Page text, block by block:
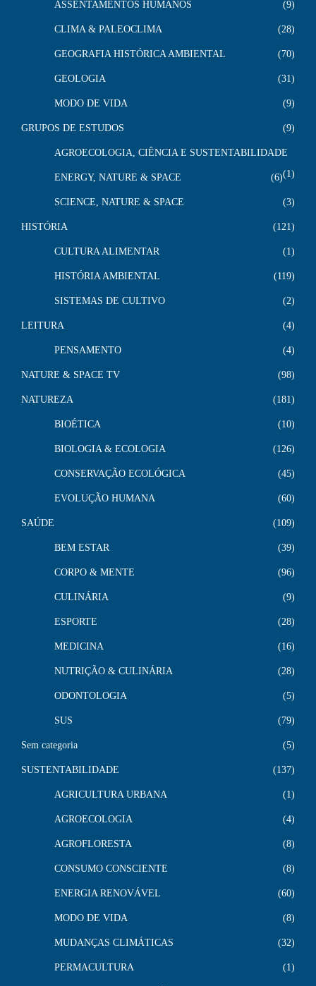
ASSENTAMENTOS HUMANOS 9
CLIMA & PALEOCLIMA 28
GEOGRAFIA HISTÓRICA AMBIENTAL 70
GEOLOGIA 31
MODO DE VIDA 9
GRUPOS DE ESTUDOS 9
AGROECOLOGIA, CIÊNCIA E SUSTENTABILIDADE
1
ENERGY, NATURE & SPACE 6
SCIENCE, NATURE & SPACE 3
HISTÓRIA 121
CULTURA ALIMENTAR 1
HISTÓRIA AMBIENTAL 119
SISTEMAS DE CULTIVO 2
LEITURA 4
PENSAMENTO 4
NATURE & SPACE TV 98
NATUREZA 181
BIOÉTICA 10
BIOLOGIA & ECOLOGIA 126
CONSERVAÇÃO ECOLÓGICA 45
EVOLUÇÃO HUMANA 60
SAÚDE 109
BEM ESTAR 39
CORPO & MENTE 96
CULINÁRIA 9
ESPORTE 28
MEDICINA 16
NUTRIÇÃO & CULINÁRIA 28
ODONTOLOGIA 5
SUS 79
Sem categoria 5
SUSTENTABILIDADE 137
AGRICULTURA URBANA 1
AGROECOLOGIA 4
AGROFLORESTA 8
CONSUMO CONSCIENTE 8
ENERGIA RENOVÁVEL 60
MODO DE VIDA 8
MUDANÇAS CLIMÁTICAS 32
PERMACULTURA 1